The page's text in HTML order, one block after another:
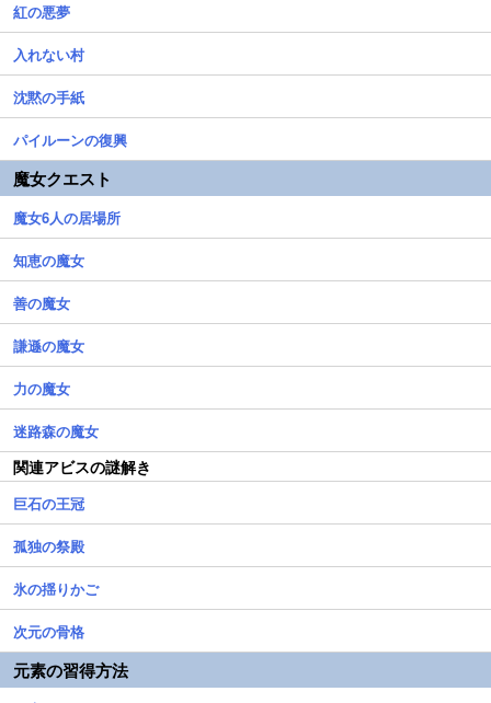
紅の悪夢
入れない村
沈黙の手紙
パイルーンの復興
魔女クエスト
魔女6人の居場所
知恵の魔女
善の魔女
謙遜の魔女
力の魔女
迷路森の魔女
関連アビスの謎解き
巨石の王冠
孤独の祭殿
氷の揺りかご
次元の骨格
元素の習得方法